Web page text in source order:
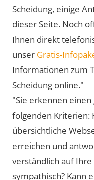
Scheidung, einige
dieser Seite. Noch
Ihnen direkt
unser Gratis-
Informationen zum
Scheidung online."
"Sie erkennen einen
folgenden Kriterien:
übersichtliche
erreichen und
verständlich auf
sympathisch? Kann